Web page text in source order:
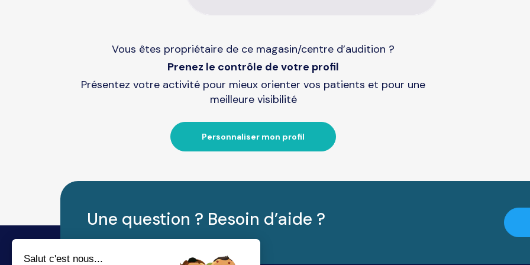
Vous êtes propriétaire de ce magasin/centre d’audition ?
Prenez le contrôle de votre profil
Présentez votre activité pour mieux orienter vos patients et pour une
meilleure visibilité
Personnaliser mon profil
Une question ? Besoin d’aide ?
Salut c'est nous...